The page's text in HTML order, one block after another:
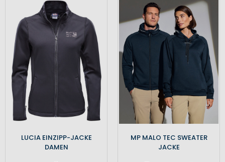
LUCIA EINZIPP-JACKE
DAMEN
MP MALO TEC SWEATER
JACKE